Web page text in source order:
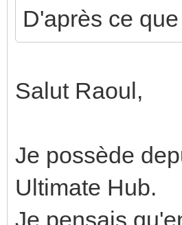
D'après ce
Salut Raoul,
Je possède
Ultimate Hub.
Je pensais